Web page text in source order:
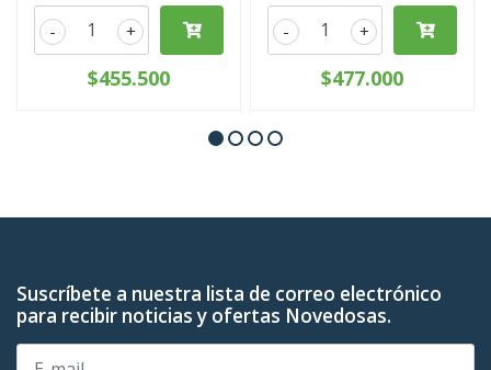
+
-
$455.500
+
-
$477.000
Suscríbete a nuestra lista de correo electrónico
para recibir noticias y ofertas Novedosas.